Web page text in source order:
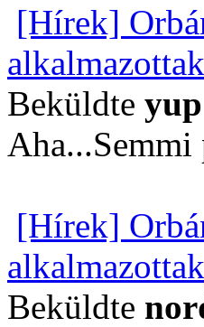
[Hírek]
alkalmazottak
Beküldte yup
Aha...Semmi
[Hírek]
alkalmazottak
Beküldte